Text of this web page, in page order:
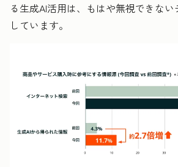
る生成AI活用は、もはや無視できな
しています。